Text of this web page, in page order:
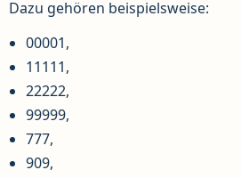
Dazu gehören beispielsweise:
00001,
11111,
22222,
99999,
777,
909,